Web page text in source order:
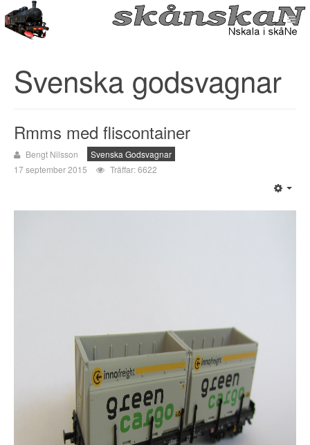
Svenska godsvagnar
Rmms med fliscontainer
Bengt Nilsson
Svenska Godsvagnar
17 september 2015
Träffar: 6622